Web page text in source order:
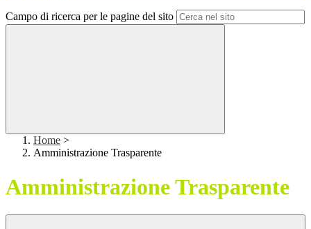
Campo di ricerca per le pagine del sito
Home >
Amministrazione Trasparente
Amministrazione Trasparente